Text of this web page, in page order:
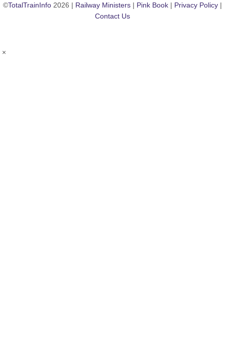
©TotalTrainInfo 2026 | Railway Ministers | Pink Book | Privacy Policy |
Contact Us
×